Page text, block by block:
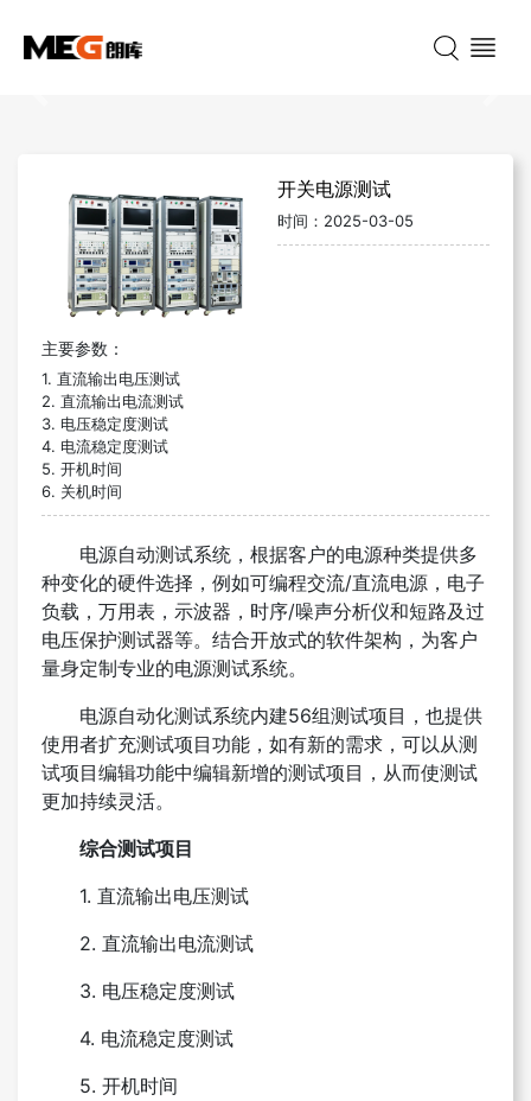
开关电源测试
时间： 2025-03-05
主要参数：
1. 直流输出电压测试
2. 直流输出电流测试
3. 电压稳定度测试
4. 电流稳定度测试
5. 开机时间
6. 关机时间
电源自动测试系统，根据客户的电源种类提供多
种变化的硬件选择，例如可编程交流/直流电源，电子
负载，万用表，示波器，时序/噪声分析仪和短路及过
电压保护测试器等。结合开放式的软件架构，为客户
量身定制专业的电源测试系统。
电源自动化测试系统内建56组测试项目，也提供
使用者扩充测试项目功能，如有新的需求，可以从测
试项目编辑功能中编辑新增的测试项目，从而使测试
更加持续灵活。
综合测试项目
1. 直流输出电压测试
2. 直流输出电流测试
3. 电压稳定度测试
4. 电流稳定度测试
5. 开机时间